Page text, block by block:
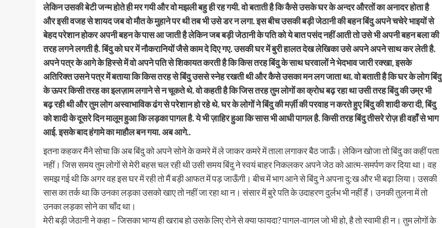
लेकिन उसकी बेटी जन्म होते ही मर गयी और वो मझली बहु ही रह गयी. वो बताती है कि कैसे उसके घर के अन्दर औरतों का अनादर होता है
और इसी वजह से शायद जब वो मौत के मुहाने पर थी तब भी उसे डर न लगा. इस बीच उसकी बड़ी जेठानी की बहन बिंदु अपने चचेरे भाइयों से
बेहद परेशान होकर अपनी बहन के पास आ जाती है लेकिन जब बड़ी जेठानी के पति को ये बात पसंद नहीं आती तो उसे भी अपनी बहन बला की
तरह लगने लगती है. बिंदु को घर में नौकरानियों जैसे काम दे दिए गए. उसकी घर में बुरी हालत देख लेखिका उसे अपने अपने साथ कर लेती है.
अपने पत्र के आगे के हिस्से में वो अपने पति से शिकायत करती है कि किस तरह बिंदु के साथ घरवालों ने भेदभाव जारी रक्खा, इसके
अतिरिक्त उसने पत्र में बताया कि किस तरह से बिंदु उससे स्नेह रखती थी और कैसे उसका मन लग जाता था. वो बताती है कि घर के लोग बिंदु
के ऊपर किसी तरह का इलज़ाम लगाने से न चूकते थे. वो कहती है कि जिस तरह तुम लोगों का क्रोध बढ़ रहा था उसी तरह बिंदु की उम्र भी
बढ़ रही थी और तुम लोग अस्वाभाविक ढंग से परेशान हो रहे थे. घर के लोगों ने बिंदु की मर्ज़ी की परवाह न करते हुए बिंदु की शादी करा दी, बिंदु
को शादी के दूसरे दिन मालूम हुआ कि लड़का पागल है. ये भी ज़ाहिर हुआ कि सास भी आधी पागल है. किसी तरह बिंदु तीसरे रोज़ ही वहाँ से भाग
आई. इसके बाद हंगामे का माहौल बन गया. अब आगे..
इतना कहकर मैंने सोचा कि अब बिंदु को अपने सोने के कमरे में ले जाकर कमरे में ताला लगाकर बैठ जाऊँ। लेकिन खोजा तो बिंदु का कहीं पता
नहीं। जिस समय तुम लोगों से मेरी बहस चल रही थी उसी समय बिंदु ने स्वयं बाहर निकलकर अपने जेठ को आत्म-समर्पण कर दिया था। वह
समझ गई थी कि अगर वह इस घर में रही तो मैं बड़ी आफत में पड़ जाऊँगी। बीच में भाग आने से बिंदु ने अपना दु:ख और भी बढ़ा लिया। उसकी
सास का तर्क था कि उनका लड़का उसको खाए तो नहीं जा रहा था न। संसार में बुरे पति के उदाहरण दुर्लभ भी नहीं हैं। उनकी तुलना में तो
उनका लड़का सोने का चाँद था।
मेरी बड़ी जेठानी ने कहा – जिसका भाग्य ही खराब हो उसके लिए रोने से क्या फायदा? पागल-वागल जो भी हो, है तो स्वामी ही न। तुम लोगों के